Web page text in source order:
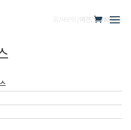
/ / 애견간식 RRP박스